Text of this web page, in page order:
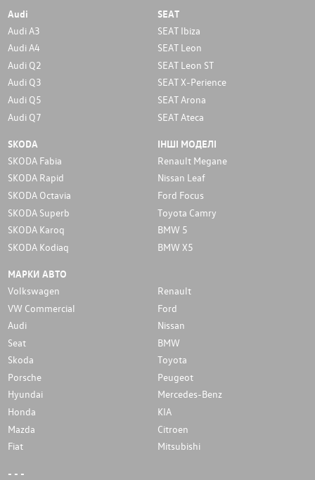
Audi
Audi A3
Audi A4
Audi Q2
Audi Q3
Audi Q5
Audi Q7
SEAT
SEAT Ibiza
SEAT Leon
SEAT Leon ST
SEAT X-Perience
SEAT Arona
SEAT Ateca
SKODA
SKODA Fabia
SKODA Rapid
SKODA Octavia
SKODA Superb
SKODA Karoq
SKODA Kodiaq
ІНШІ МОДЕЛІ
Renault Megane
Nissan Leaf
Ford Focus
Toyota Camry
BMW 5
BMW X5
МАРКИ АВТО
Volkswagen
Renault
VW Commercial
Ford
Audi
Nissan
Seat
BMW
Skoda
Toyota
Porsche
Peugeot
Hyundai
Mercedes-Benz
Honda
KIA
Mazda
Citroen
Fiat
Mitsubishi
- - -